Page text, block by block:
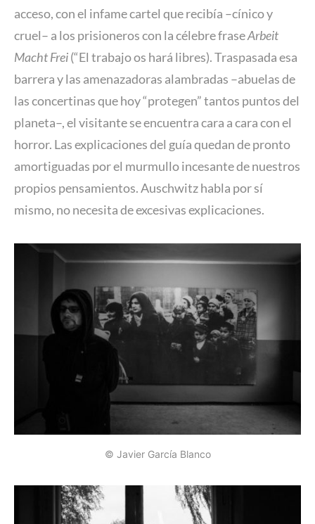
acceso, con el infame cartel que recibía –cínico y
cruel– a los prisioneros con la célebre fraseArbeit
Macht Frei(“El trabajo os hará libres). Traspasada esa
barrera y las amenazadoras alambradas –abuelas de
las concertinas que hoy “protegen” tantos puntos del
planeta–, el visitante se encuentra cara a cara con el
horror. Las explicaciones del guía quedan de pronto
amortiguadas por el murmullo incesante de nuestros
propios pensamientos. Auschwitz habla por sí
mismo, no necesita de excesivas explicaciones.
© Javier García Blanco